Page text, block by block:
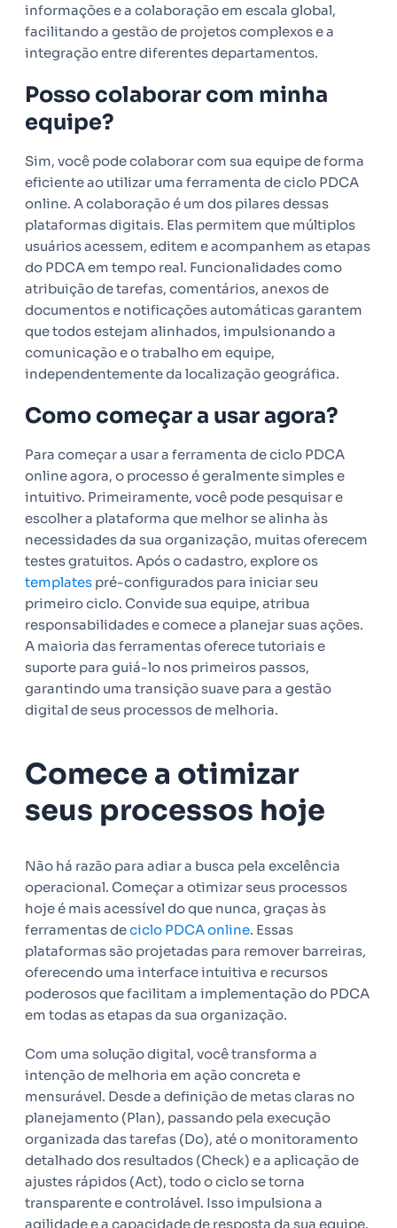
informações e a colaboração em escala global,
facilitando a gestão de projetos complexos e a
integração entre diferentes departamentos.
Posso colaborar com minha
equipe?
Sim, você pode colaborar com sua equipe de forma
eficiente ao utilizar uma ferramenta de ciclo PDCA
online. A colaboração é um dos pilares dessas
plataformas digitais. Elas permitem que múltiplos
usuários acessem, editem e acompanhem as etapas
do PDCA em tempo real. Funcionalidades como
atribuição de tarefas, comentários, anexos de
documentos e notificações automáticas garantem
que todos estejam alinhados, impulsionando a
comunicação e o trabalho em equipe,
independentemente da localização geográfica.
Como começar a usar agora?
Para começar a usar a ferramenta de ciclo PDCA
online agora, o processo é geralmente simples e
intuitivo. Primeiramente, você pode pesquisar e
escolher a plataforma que melhor se alinha às
necessidades da sua organização, muitas oferecem
testes gratuitos. Após o cadastro, explore os
templates pré-configurados para iniciar seu
primeiro ciclo. Convide sua equipe, atribua
responsabilidades e comece a planejar suas ações.
A maioria das ferramentas oferece tutoriais e
suporte para guiá-lo nos primeiros passos,
garantindo uma transição suave para a gestão
digital de seus processos de melhoria.
Comece a otimizar
seus processos hoje
Não há razão para adiar a busca pela excelência
operacional. Começar a otimizar seus processos
hoje é mais acessível do que nunca, graças às
ferramentas deciclo PDCA online. Essas
plataformas são projetadas para remover barreiras,
oferecendo uma interface intuitiva e recursos
poderosos que facilitam a implementação do PDCA
em todas as etapas da sua organização.
Com uma solução digital, você transforma a
intenção de melhoria em ação concreta e
mensurável. Desde a definição de metas claras no
planejamento (Plan), passando pela execução
organizada das tarefas (Do), até o monitoramento
detalhado dos resultados (Check) e a aplicação de
ajustes rápidos (Act), todo o ciclo se torna
transparente e controlável. Isso impulsiona a
agilidade e a capacidade de resposta da sua equipe.